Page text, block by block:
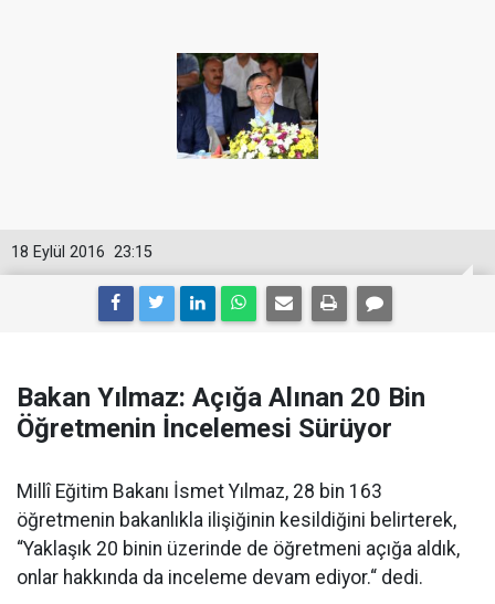
23:15
18 Eylül 2016
Bakan Yılmaz: Açığa Alınan 20 Bin
Öğretmenin İncelemesi Sürüyor
Millî Eğitim Bakanı İsmet Yılmaz, 28 bin 163
öğretmenin bakanlıkla ilişiğinin kesildiğini belirterek,
“Yaklaşık 20 binin üzerinde de öğretmeni açığa aldık,
onlar hakkında da inceleme devam ediyor.“ dedi.